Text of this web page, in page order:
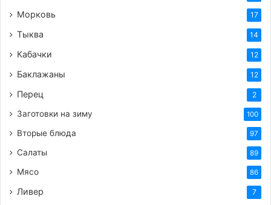
Морковь 17
Тыква 14
Кабачки 12
Баклажаны 12
Перец 2
Заготовки на зиму 100
Вторые блюда 97
Салаты 89
Мясо 86
Ливер 7